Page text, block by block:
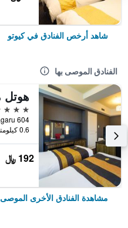
شاهد أرخص الفنادق في كيوتو
الفنادق الموصى بها
4 نجوم
0.6 كيلومتر عن وسط المدينة
192 ﷼
مشاهدة الفنادق الأخرى الموصى